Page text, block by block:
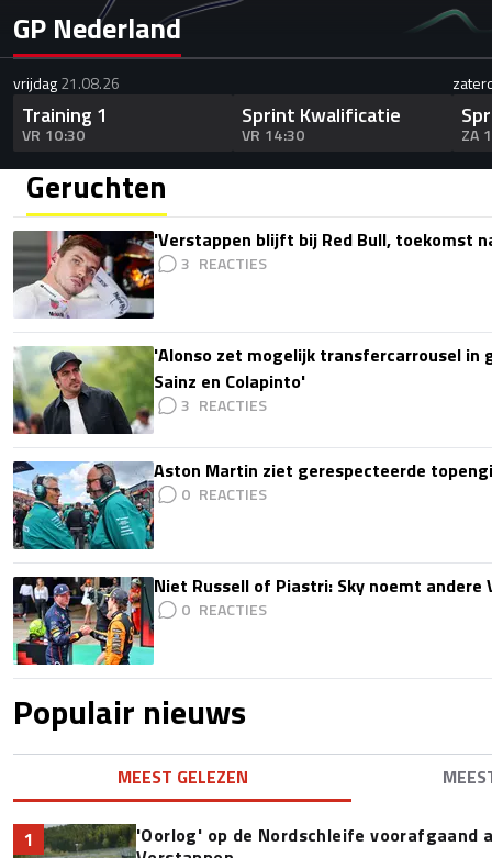
GP Nederland
vrijdag21.08.26
Training 1
VR 10:30
Sprint Kwalificatie
VR 14:30 ZA
Geruchten
'Verstappen blijft bij Red Bull, toekomst
3
'Alonso zet mogelijk transfercarrousel in
Sainz en Colapinto'
3
Aston Martin ziet gerespecteerde
0
Niet Russell of Piastri: Sky noemt
0
Populair nieuws
MEEST GELEZEN
1
'Oorlog' op de Nordschleife voorafgaand